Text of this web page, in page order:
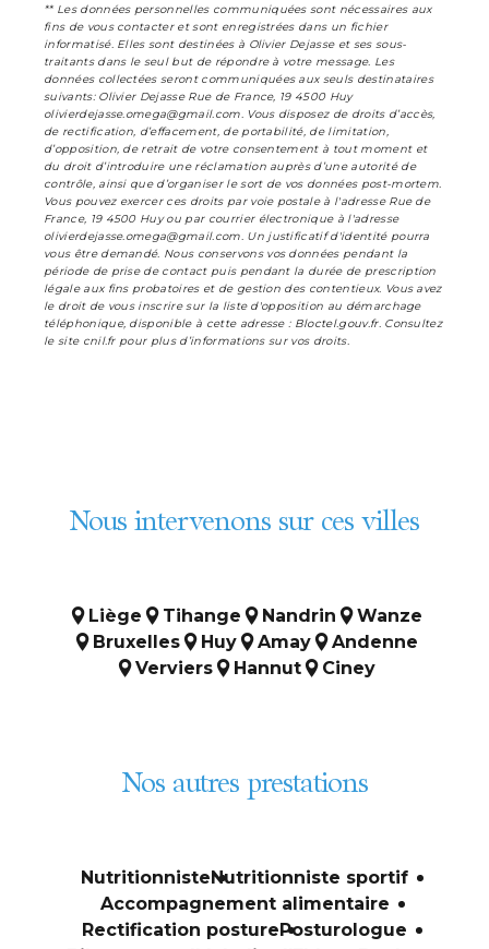
** Les données personnelles communiquées sont nécessaires aux
fins de vous contacter et sont enregistrées dans un fichier
informatisé. Elles sont destinées à Olivier Dejasse et ses sous-
traitants dans le seul but de répondre à votre message. Les
données collectées seront communiquées aux seuls destinataires
suivants: Olivier Dejasse Rue de France, 19 4500 Huy
olivierdejasse.omega@gmail.com. Vous disposez de droits d’accès,
de rectification, d’effacement, de portabilité, de limitation,
d’opposition, de retrait de votre consentement à tout moment et
du droit d’introduire une réclamation auprès d’une autorité de
contrôle, ainsi que d’organiser le sort de vos données post-mortem.
Vous pouvez exercer ces droits par voie postale à l'adresse Rue de
France, 19 4500 Huy ou par courrier électronique à l'adresse
olivierdejasse.omega@gmail.com. Un justificatif d'identité pourra
vous être demandé. Nous conservons vos données pendant la
période de prise de contact puis pendant la durée de prescription
légale aux fins probatoires et de gestion des contentieux. Vous avez
le droit de vous inscrire sur la liste d'opposition au démarchage
téléphonique, disponible à cette adresse : Bloctel.gouv.fr. Consultez
le site cnil.fr pour plus d’informations sur vos droits.
Nous intervenons sur ces villes
Liège Tihange Nandrin
Wanze
Bruxelles
Huy Amay
Andenne
Verviers
Hannut Ciney
Nos autres prestations
NutritionnisteNutritionniste sportif
Accompagnement alimentaire
Rectification posturePosturologue